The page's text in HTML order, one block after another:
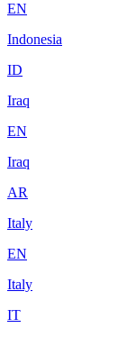
EN
Indonesia
ID
Iraq
EN
Iraq
AR
Italy
EN
Italy
IT